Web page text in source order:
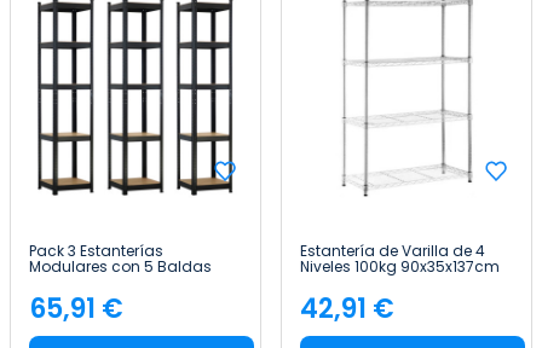
Pack 3 Estanterías
Modulares con 5 Baldas
175Kg Thinia Home
Precio
65,91 €
Estantería de Varilla de 4
Niveles 100kg 90x35x137cm
Thinia Home
Precio
42,91 €